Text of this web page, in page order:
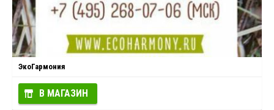
ЭкоГармония
В МАГАЗИН